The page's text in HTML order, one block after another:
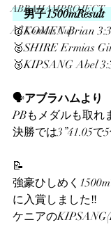
ABRAHAMPROJECT
All Comers Cup
男子1500mResult
🥇KOMEN Brian
🥈SHIRE Ermias
🥉KIPSANG Abel
🗣️アブラハムより
PBもメダルも取れ
決勝では3”41.05で
📝
強豪ひしめく
に入賞しました‼️
ケニアの